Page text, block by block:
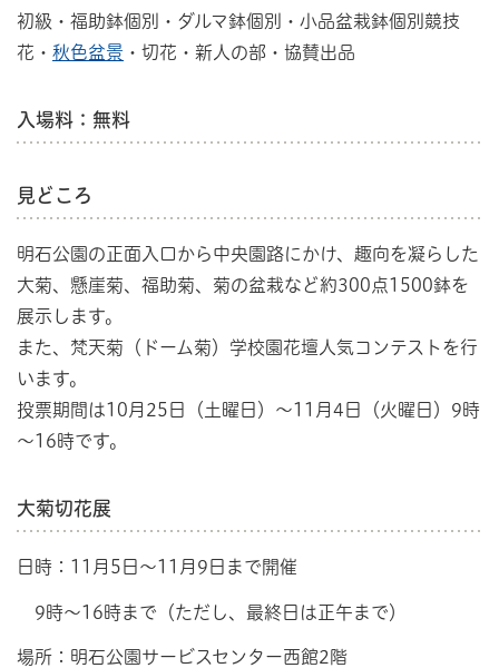
初級・福助鉢個別・ダルマ鉢個別・小品盆栽鉢個別競技
花・ 秋色盆景 ・切花・新人の部・協賛出品
入場料：無料
見どころ
明石公園の正面入口から中央園路にかけ、趣向を凝らした
大菊、懸崖菊、福助菊、菊の盆栽など約300点1500鉢を
展示します。
また、梵天菊（ドーム菊）学校園花壇人気コンテストを行
います。
投票期間は10月25日（土曜日）～11月4日（火曜日）9時
～16時です。
大菊切花展
日時：11月5日～11月9日まで開催
9時～16時まで（ただし、最終日は正午まで）
場所：明石公園サービスセンター西館2階